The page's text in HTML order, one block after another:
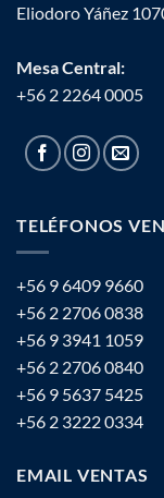
Eliodoro Yáñez
Mesa Central:
+56 2 2264 0005
TELÉFONOS
+56 9 6409 9660
+56 2 2706 0838
+56 9 3941 1059
+56 2 2706 0840
+56 9 5637 5425
+56 2 3222 0334
EMAIL VENTAS